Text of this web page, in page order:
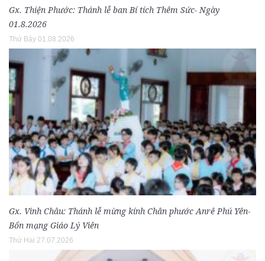
Gx. Thiện Phước: Thánh lễ ban Bí tích Thêm Sức- Ngày
01.8.2026
Thứ Bảy 01.08.2026
Gx. Vinh Châu: Thánh lễ mừng kính Chân phước Anrê Phú Yên-
Bổn mạng Giáo Lý Viên
Thứ Hai 27.07.2026